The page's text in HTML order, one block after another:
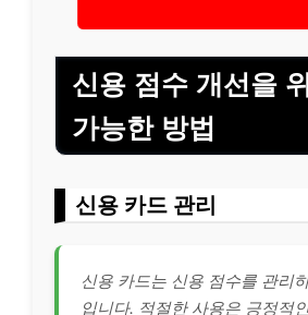
신용 점수 개선을
가능한 방법
신용 카드 관리
신용 카드는 신용 점수를 관리
입니다. 적절한 사용은 긍정적